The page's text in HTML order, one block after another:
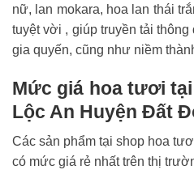
nữ, lan mokara, hoa lan thái
tuyệt vời , giúp truyền tải
gia quyến, cũng như niềm
Mức giá hoa tươi
Lộc An Huyện Đất
Các sản phẩm tại shop hoa
có mức giá rẻ nhất trên thị